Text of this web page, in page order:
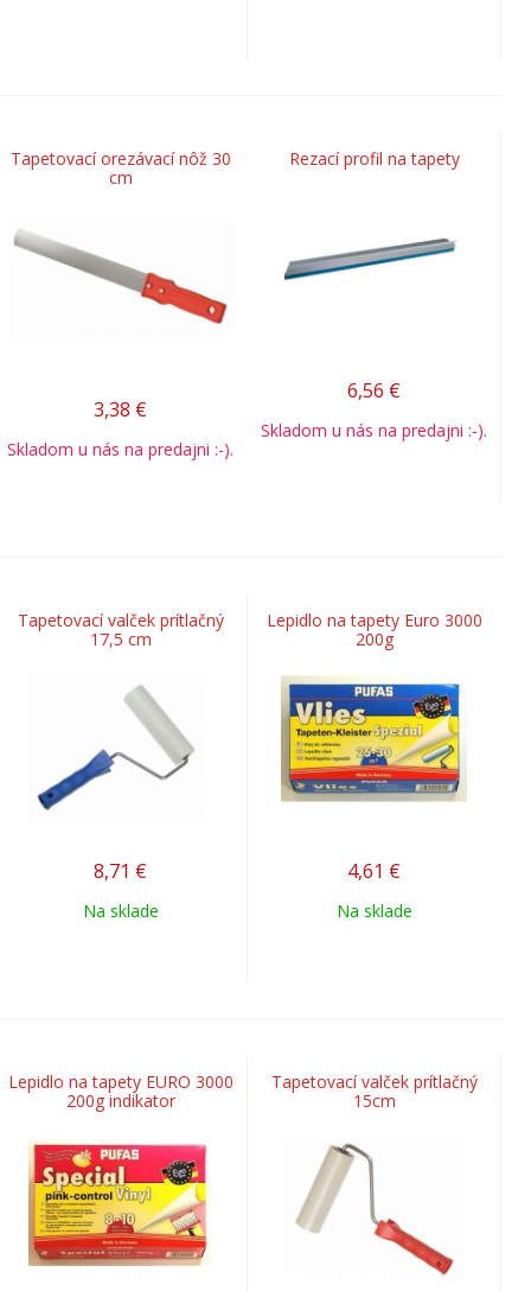
Tapetovací orezávací nôž 30
cm
3,38 €
Skladom u nás na predajni :-).
Rezací profil na tapety
6,56 €
Skladom u nás na predajni :-).
Tapetovací valček prítlačný
17,5 cm
8,71 €
Na sklade
Lepidlo na tapety Euro 3000
200g
4,61 €
Na sklade
Lepidlo na tapety EURO 3000
200g indikator
Tapetovací valček prítlačný
15cm